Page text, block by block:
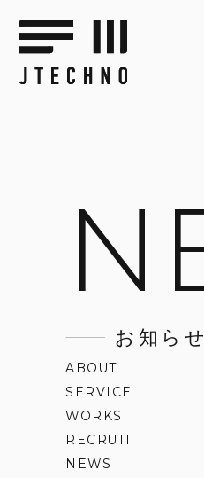
お知らせ
ABOUT
SERVICE
WORKS
RECRUIT
NEWS